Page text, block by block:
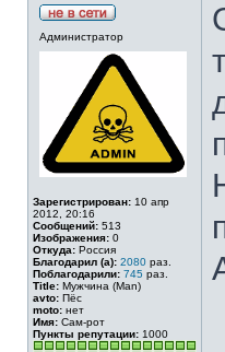
Администратор
Зарегистрирован: 10 апр
2012, 20:16
Сообщений: 513
Изображения: 0
Откуда: Россия
Благодарил (а): 2080 раз.
Поблагодарили: 745 раз.
Title: Мужчина (Man)
avto: Пёс
moto: нет
Имя: Сам-рот
Пункты репутации: 1000